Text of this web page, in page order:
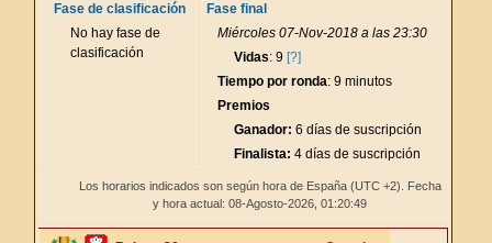
Fase de clasificación
No hay fase de
clasificación
Fase final
Miércoles 07-Nov-2018 a las 23:30
Vidas: 9 [?]
Tiempo por ronda: 9 minutos
Premios
Ganador: 6 días de suscripción
Finalista: 4 días de suscripción
Los horarios indicados son según hora de España (UTC +2). Fecha
y hora actual: 08-Agosto-2026, 01:20:49